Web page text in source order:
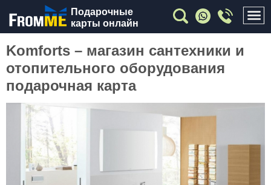
Подарочные
карты онлайн
Komforts – магазин сантехники и
отопительного оборудования
подарочная карта